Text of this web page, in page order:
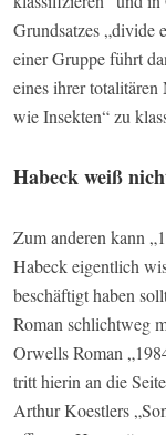
Grundsatzes „divide
einer Gruppe führt
eines ihrer
wie Insekten“ zu
Habeck weiß
Zum anderen kann
Habeck eigentlich
beschäftigt haben
Roman schlichtweg
Orwells Roman
tritt hierin an die
Arthur Koestlers